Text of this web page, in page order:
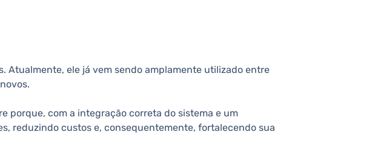
Atualmente, ele já vem sendo amplamente utilizado entre
porque, com a integração correta do sistema e um
reduzindo custos e, consequentemente, fortalecendo sua